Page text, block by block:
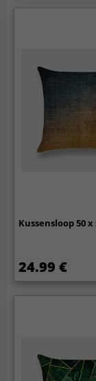
Kussensloop 50 x
24.99 €